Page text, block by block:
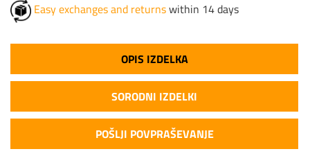
Easy exchanges and returnswithin 14 days
OPIS IZDELKA
SORODNI IZDELKI
POŠLJI POVPRAŠEVANJE